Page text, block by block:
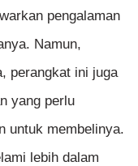
pengalaman
Namun,
perangkat ini juga
yang perlu
untuk membelinya.
lebih dalam